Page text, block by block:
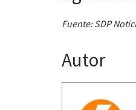
Fuente: SDP
Autor